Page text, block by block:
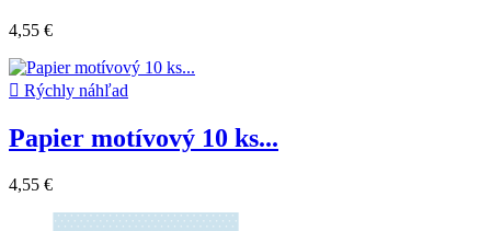
4,55 €
 Rýchly náhľad
Papier motívový 10 ks...
4,55 €